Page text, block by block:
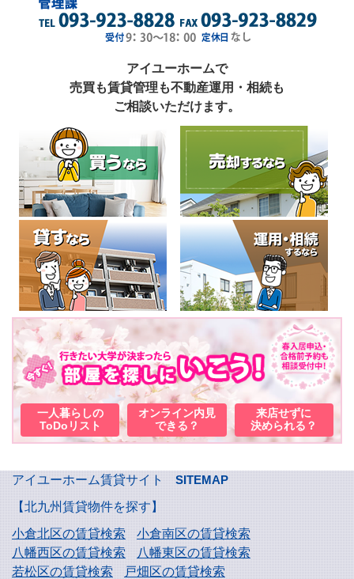
アイユーホームで
売買も賃貸管理も不動産運用・相続も
ご相談いただけます。
一人暮らしの
ToDoリスト
オンライン内見
できる？
来店せずに
決められる？
アイユーホーム賃貸サイト
SITEMAP
【北九州賃貸物件を探す】
小倉北区の賃貸検索
小倉南区の賃貸検索
八幡西区の賃貸検索
八幡東区の賃貸検索
若松区の賃貸検索
戸畑区の賃貸検索